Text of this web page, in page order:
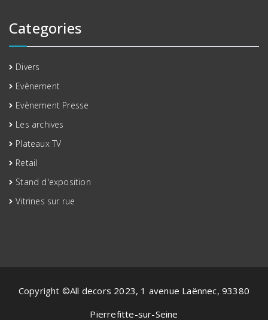
Categories
Divers
Evènement
Evènement Presse
Les archives
Plateaux TV
Retail
Stand d'exposition
Vitrines sur rue
Copyright ©All decors 2023, 1 avenue Laënnec, 93380
Pierrefitte-sur-Seine